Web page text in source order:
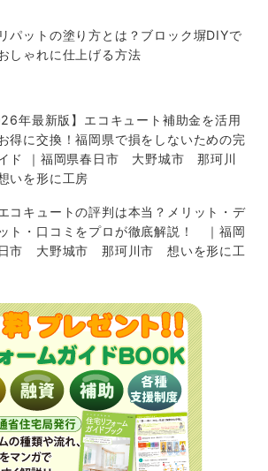
パットの塗り方とは？ブロック塀DIYで
しゃれに仕上げる方法
年最新版】エコキュート補助金を活用
得に交換！福岡県で損をしないための完
ド ｜福岡県春日市 大野城市 那珂川
いを形に工房
コキュートの評判は本当？メリット・デ
ト・口コミをプロが徹底解説！ ｜福岡
市 大野城市 那珂川市 想いを形に工